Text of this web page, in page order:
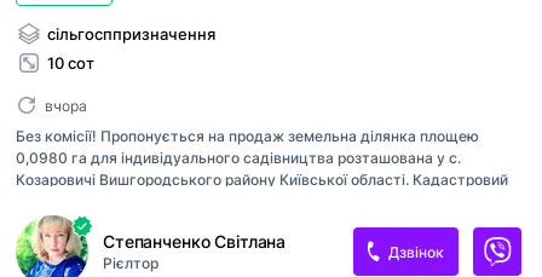
сільгосппризначення
10 сот
вчора
Без комісії! Пропонується на продаж земельна ділянка площею
0,0980 га для індивідуального садівництва розташована у с.
Козаровичі Вишгородського району Київської області. Кадастровий
ділянки виходить безпосередньо на трасу Димер - Козаровичі.
Недалеко Київське водосховище. Також продається сусідня ділянка
в ряду. Ціна 7000 у.е., без комісії для покупця!
Степанченко Світлана
Рієлтор
Дзвінок